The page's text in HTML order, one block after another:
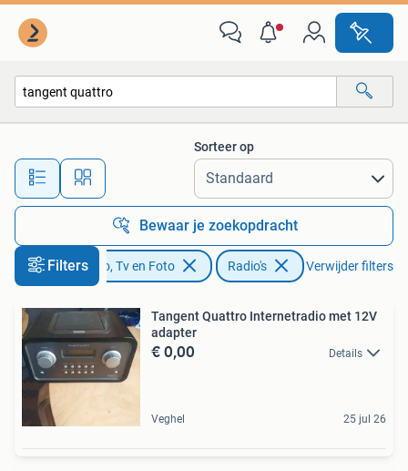
Alle afstanden…
Sorteer op
Bewaar je zoekopdracht
FiltersAudio, Tv en Foto Radio's Verwijder filters
Tangent Quattro Internetradio met 12V
adapter
€ 0,00 Details
Veghel 25 jul 26